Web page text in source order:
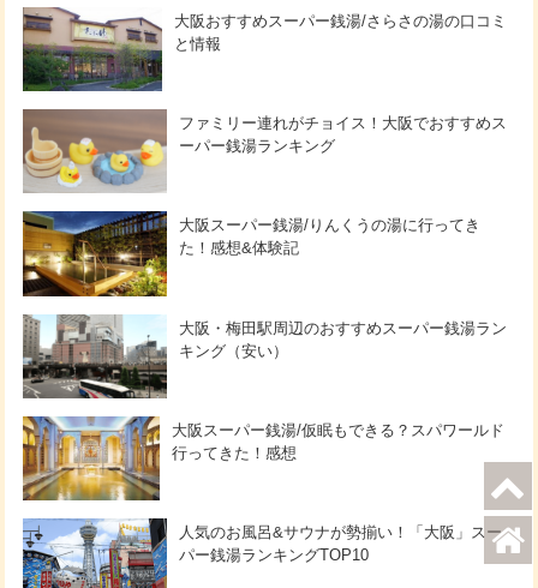
大阪おすすめスーパー銭湯/さらさの湯の口コミ
と情報
ファミリー連れがチョイス！大阪でおすすめス
ーパー銭湯ランキング
大阪スーパー銭湯/りんくうの湯に行ってき
た！感想&体験記
大阪・梅田駅周辺のおすすめスーパー銭湯ラン
キング（安い）
大阪スーパー銭湯/仮眠もできる？スパワールド
行ってきた！感想
人気のお風呂&サウナが勢揃い！「大阪」スー
パー銭湯ランキングTOP10